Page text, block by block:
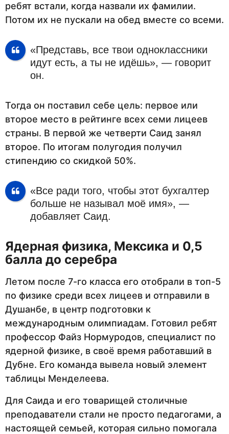
ребят встали, когда назвали их фамилии.
Потом их не пускали на обед вместе со всеми.
«Представь, все твои одноклассники
идут есть, а ты не идёшь», — говорит
он.
Тогда он поставил себе цель: первое или
второе место в рейтинге всех семи лицеев
страны. В первой же четверти Саид занял
второе. По итогам полугодия получил
стипендию со скидкой 50%.
«Все ради того, чтобы этот бухгалтер
больше не называл моё имя», —
добавляет Саид.
Ядерная физика, Мексика и 0,5
балла до серебра
Летом после 7-го класса его отобрали в топ-5
по физике среди всех лицеев и отправили в
Душанбе, в центр подготовки к
международным олимпиадам. Готовил ребят
профессор Файз Нормуродов, специалист по
ядерной физике, в своё время работавший в
Дубне. Его команда вывела новый элемент
таблицы Менделеева.
Для Саида и его товарищей столичные
преподаватели стали не просто педагогами, а
настоящей семьей, которая сильно помогала